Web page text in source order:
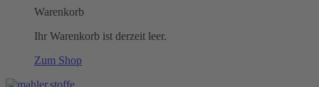
Warenkorb
Ihr Warenkorb ist derzeit leer.
Zum Shop